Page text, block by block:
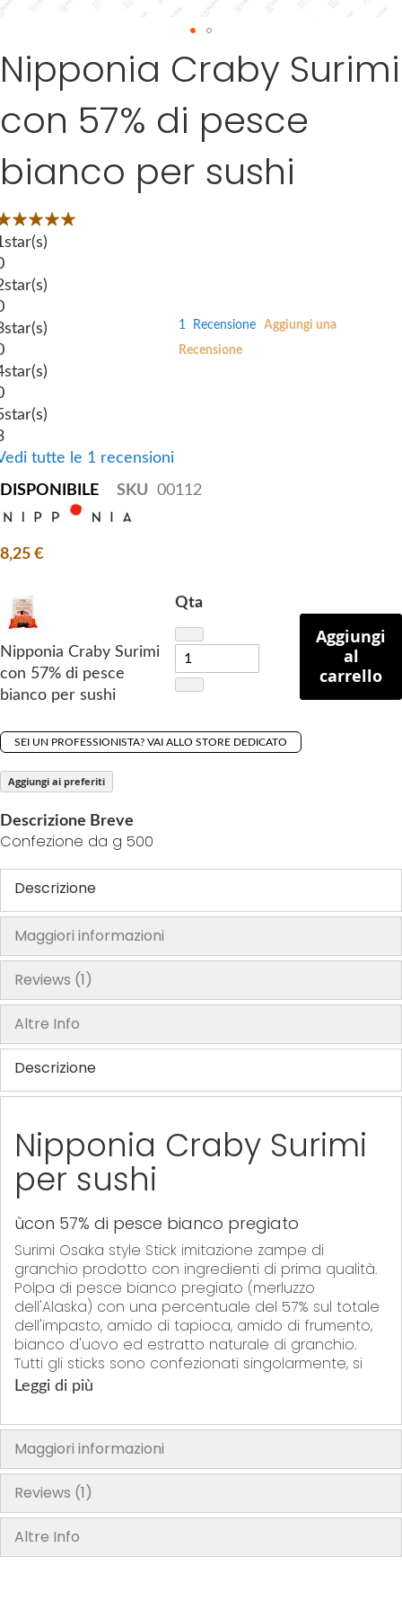
a
e
a
e
y
S
p
o
t
e
b
e
g
i
n
n
i
n
g
o
f
t
i
s
g
a
r
Nipponia Craby Surimi
con 57% di pesce
bianco per sushi
of100
star(s)
star(s)
star(s)
star(s)
star(s)
tutte le 1 recensioni
1 Recensione
Aggiungi una
Recensione
DISPONIBILE SKU 00112
8,25 €
Nipponia Craby Surimi
con 57% di pesce
bianco per sushi
Qta
Aggiungi
al
carrello
SEI UN PROFESSIONISTA? VAI ALLO STORE DEDICATO
Aggiungi ai preferiti
Descrizione Breve
Confezione da g 500
Descrizione
Maggiori informazioni
Reviews 1
Altre Info
Descrizione
Nipponia Craby Surimi
per sushi
ùcon 57% di pesce bianco pregiato
Surimi Osaka style Stick imitazione zampe di
granchio prodotto con ingredienti di prima qualità.
Polpa di pesce bianco pregiato (merluzzo
dell'Alaska) con una percentuale del 57% sul totale
dell'impasto, amido di tapioca, amido di frumento,
bianco d'uovo ed estratto naturale di granchio.
Tutti gli sticks sono confezionati singolarmente, si
possono separare facilmente dal blocco per
Questo lussuoso Surimi viene prodotto in esclusiva
per Nipponia per soddisfare le esigenze dei
sushichef più esigenti.
Confezione da g 500 (14 Bastoncini da cm 18)
"La confezione del prodotto può contenere informazioni diverse da
l'etichetta, gli avvertimenti e le istruzioni fornite sul prodotto prima di
utiliizzarlo o consumarlo"
Leggi di più
Maggiori informazioni
Reviews 1
Altre Info